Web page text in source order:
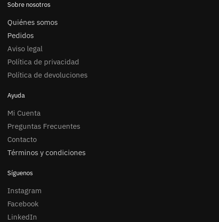
Sobre nosotros
Quiénes somos
Pedidos
Aviso legal
Política de privacidad
Política de devoluciones
Ayuda
Mi Cuenta
Preguntas Frecuentes
Contacto
Términos y condiciones
Síguenos
Instagram
Facebook
LinkedIn